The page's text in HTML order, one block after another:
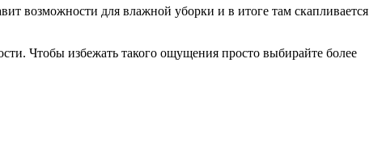
возможности для влажной уборки и в итоге там скапливается
Чтобы избежать такого ощущения просто выбирайте более